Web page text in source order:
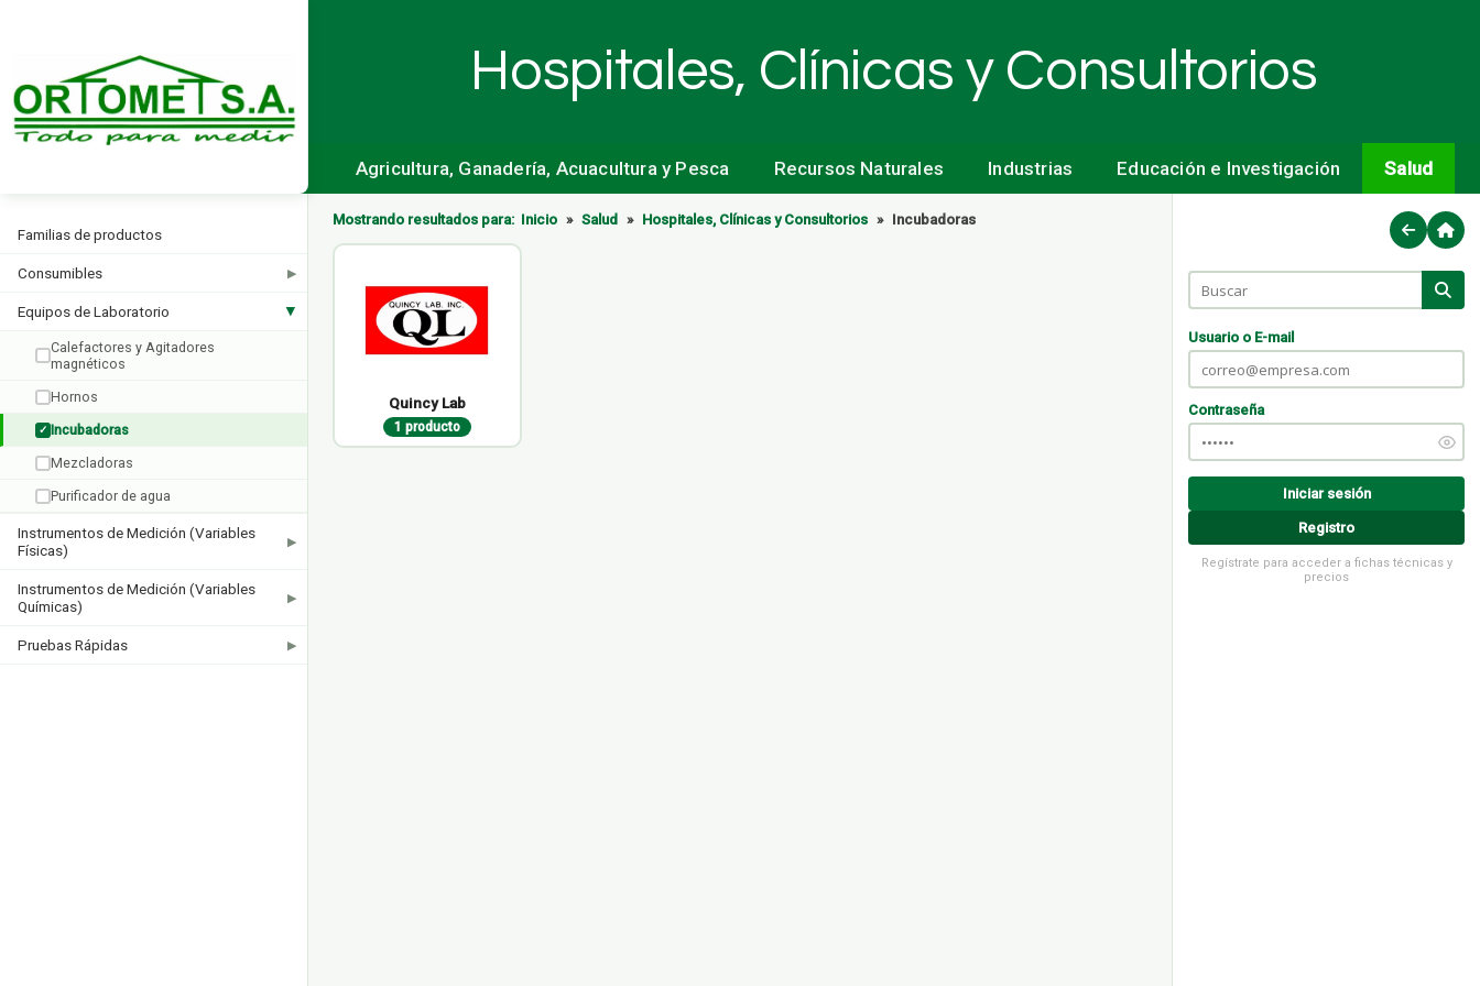
Hospitales, Clínicas y Consultorios
Agricultura, Ganadería, Acuacultura y Pesca Recursos Naturales Industrias Educación e Investigación Salud
Familias de productos
Consumibles ▶
Equipos de Laboratorio ▶
Calefactores y Agitadores
magnéticos
Hornos
✓ Incubadoras
Mezcladoras
Purificador de agua
Instrumentos de Medición (Variables
Físicas)
▶
Instrumentos de Medición (Variables
Químicas)
▶
Pruebas Rápidas ▶
Mostrando resultados para: Inicio » Salud » Hospitales, Clínicas y Consultorios » Incubadoras
Quincy Lab
1 producto
Usuario o E-mail
Contraseña
Iniciar sesión
Registro
Regístrate para acceder a fichas técnicas y
precios